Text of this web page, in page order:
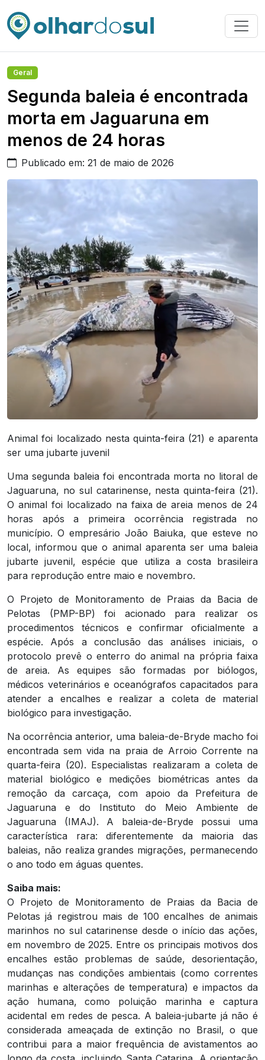
Geral
Segunda baleia é encontrada
morta em Jaguaruna em
menos de 24 horas
Publicado em: 21 de maio de 2026
Animal foi localizado nesta quinta-feira (21) e aparenta
ser uma jubarte juvenil
Uma segunda baleia foi encontrada morta no litoral de
Jaguaruna, no sul catarinense, nesta quinta-feira (21).
O animal foi localizado na faixa de areia menos de 24
horas após a primeira ocorrência registrada no
município. O empresário João Baiuka, que esteve no
local, informou que o animal aparenta ser uma baleia
jubarte juvenil, espécie que utiliza a costa brasileira
para reprodução entre maio e novembro.
O Projeto de Monitoramento de Praias da Bacia de
Pelotas (PMP-BP) foi acionado para realizar os
procedimentos técnicos e confirmar oficialmente a
espécie. Após a conclusão das análises iniciais, o
protocolo prevê o enterro do animal na própria faixa
de areia. As equipes são formadas por biólogos,
médicos veterinários e oceanógrafos capacitados para
atender a encalhes e realizar a coleta de material
biológico para investigação.
Na ocorrência anterior, uma baleia-de-Bryde macho foi
encontrada sem vida na praia de Arroio Corrente na
quarta-feira (20). Especialistas realizaram a coleta de
material biológico e medições biométricas antes da
remoção da carcaça, com apoio da Prefeitura de
Jaguaruna e do Instituto do Meio Ambiente de
Jaguaruna (IMAJ). A baleia-de-Bryde possui uma
característica rara: diferentemente da maioria das
baleias, não realiza grandes migrações, permanecendo
o ano todo em águas quentes.
Saiba mais:
O Projeto de Monitoramento de Praias da Bacia de
Pelotas já registrou mais de 100 encalhes de animais
marinhos no sul catarinense desde o início das ações,
em novembro de 2025. Entre os principais motivos dos
encalhes estão problemas de saúde, desorientação,
mudanças nas condições ambientais (como correntes
marinhas e alterações de temperatura) e impactos da
ação humana, como poluição marinha e captura
acidental em redes de pesca. A baleia-jubarte já não é
considerada ameaçada de extinção no Brasil, o que
contribui para a maior frequência de avistamentos ao